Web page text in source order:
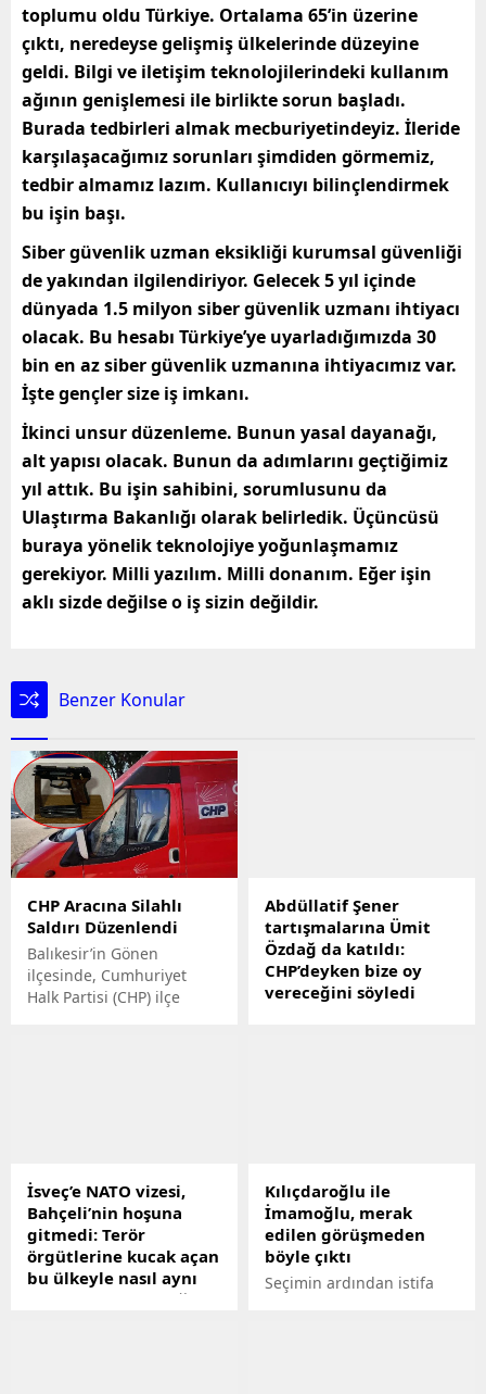
toplumu oldu Türkiye. Ortalama 65’in üzerine
çıktı, neredeyse gelişmiş ülkelerinde düzeyine
geldi. Bilgi ve iletişim teknolojilerindeki kullanım
ağının genişlemesi ile birlikte sorun başladı.
Burada tedbirleri almak mecburiyetindeyiz. İleride
karşılaşacağımız sorunları şimdiden görmemiz,
tedbir almamız lazım. Kullanıcıyı bilinçlendirmek
bu işin başı.
Siber güvenlik uzman eksikliği kurumsal güvenliği
de yakından ilgilendiriyor. Gelecek 5 yıl içinde
dünyada 1.5 milyon siber güvenlik uzmanı ihtiyacı
olacak. Bu hesabı Türkiye’ye uyarladığımızda 30
bin en az siber güvenlik uzmanına ihtiyacımız var.
İşte gençler size iş imkanı.
İkinci unsur düzenleme. Bunun yasal dayanağı,
alt yapısı olacak. Bunun da adımlarını geçtiğimiz
yıl attık. Bu işin sahibini, sorumlusunu da
Ulaştırma Bakanlığı olarak belirledik. Üçüncüsü
buraya yönelik teknolojiye yoğunlaşmamız
gerekiyor. Milli yazılım. Milli donanım. Eğer işin
aklı sizde değilse o iş sizin değildir.
Benzer Konular
CHP Aracına Silahlı
Saldırı Düzenlendi
Balıkesir’in Gönen
ilçesinde, Cumhuriyet
Halk Partisi (CHP) ilçe
Abdüllatif Şener
tartışmalarına Ümit
Özdağ da katıldı:
CHP’deyken bize oy
vereceğini söyledi
Özdağdan çok çarpıcı bir
açıklama geldi. Özdağ,
"Abdüllatif Şener CHP
milletvekiliyken bize oy
vereceğini söyledi."
İsveç’e NATO vizesi,
Bahçeli’nin hoşuna
gitmedi: Terör
örgütlerine kucak açan
bu ülkeyle nasıl aynı
bünyede buluşacağız
Kılıçdaroğlu ile
İmamoğlu, merak
edilen görüşmeden
böyle çıktı
Seçimin ardından istifa